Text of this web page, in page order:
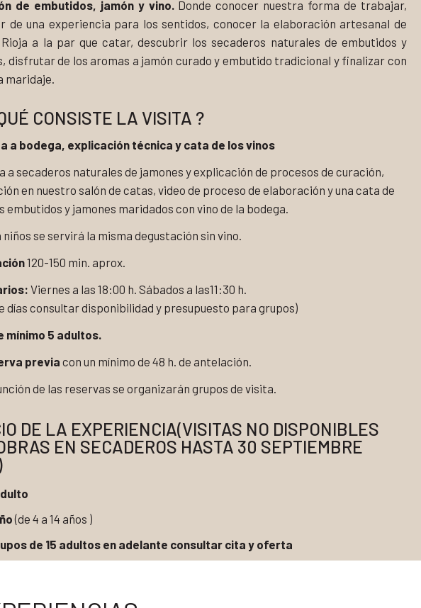
de embutidos, jamón y vino.Donde conocer nuestra forma de trabajar,
de una experiencia para los sentidos, conocer la elaboración artesanal de
a la par que catar, descubrir los secaderos naturales de embutidos y
disfrutar de los aromas a jamón curado y embutido tradicional y finalizar con
maridaje.
CONSISTE LA VISITA ?
a bodega, explicación técnica y cata de los vinos
a secaderos naturales de jamones y explicación de procesos de curación,
en nuestro salón de catas, video de proceso de elaboración y una cata de
embutidos y jamones maridados con vino de la bodega.
niños se servirá la misma degustación sin vino.
120-150 min. aprox.
Viernes a las 18:00 h. Sábados a las11:30 h.
días consultar disponibilidad y presupuesto para grupos)
mínimo 5 adultos.
previa con un mínimo de 48 h. de antelación.
de las reservas se organizarán grupos de visita.
DE LA EXPERIENCIA(VISITAS NO DISPONIBLES
EN SECADEROS HASTA 30 SEPTIEMBRE
(de 4 a 14 años )
de 15 adultos en adelante consultar cita y oferta